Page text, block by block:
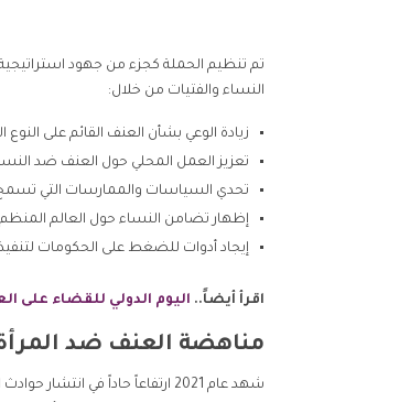
تم تنظيم الحملة كجزء من جهود
النساء والفتيات من خلال:
زيادة الوعي بشأن العنف القائم على
تعزيز العمل المحلي حول العنف ضد
تحدي السياسات والممارسات التي
إظهار تضامن النساء حول العالم
إيجاد أدوات للضغط على الحكومات
اقرأ أيضاً.. اليوم الدولي للقضاء على
مناهضة العنف ضد
شهد عام 2021 ارتفاعاً حاداً في